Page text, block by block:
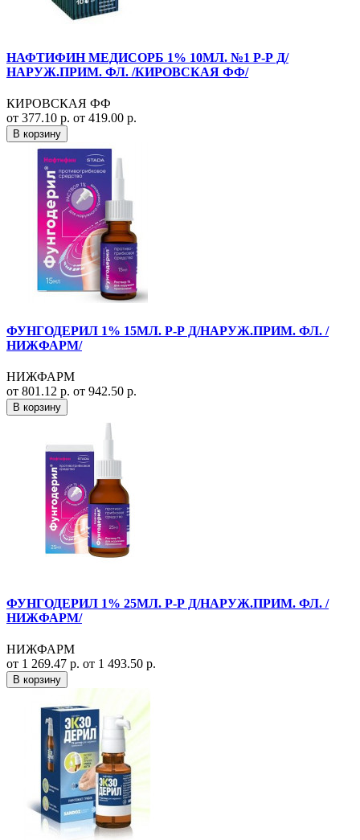
НАФТИФИН МЕДИСОРБ 1% 10МЛ. №1 Р-Р Д/
НАРУЖ.ПРИМ. ФЛ. /КИРОВСКАЯ ФФ/
КИРОВСКАЯ ФФ
от 377.10 р. от 419.00 р.
В корзину
ФУНГОДЕРИЛ 1% 15МЛ. Р-Р Д/НАРУЖ.ПРИМ. ФЛ. /
НИЖФАРМ/
НИЖФАРМ
от 801.12 р. от 942.50 р.
В корзину
ФУНГОДЕРИЛ 1% 25МЛ. Р-Р Д/НАРУЖ.ПРИМ. ФЛ. /
НИЖФАРМ/
НИЖФАРМ
от 1 269.47 р. от 1 493.50 р.
В корзину